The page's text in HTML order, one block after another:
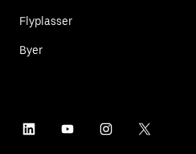
Flyplasser
Byer